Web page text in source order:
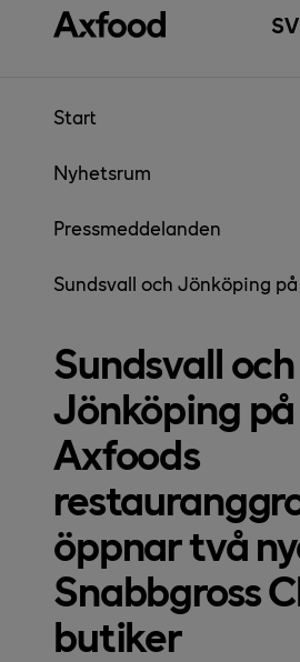
Gå direkt till innehåll SV
Start
Nyhetsrum
Pressmeddelanden
Sundsvall och Jönköping
Sundsvall och
Jönköping
Axfoods
öppnar två
Snabbgross
butiker